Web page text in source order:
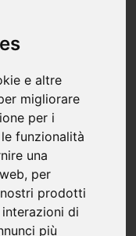
e altre
migliorare
per i
funzionalità
una
, per
prodotti
di
più
LE